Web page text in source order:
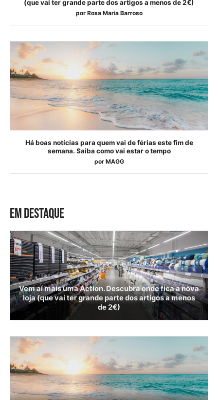
(que vai ter grande parte dos artigos a menos de 2€)
por Rosa Maria Barroso
Há boas notícias para quem vai de férias este fim de
semana. Saiba como vai estar o tempo
por MAGG
EM DESTAQUE
Vem aí mais uma Action. Descubra onde fica a nova
loja (que vai ter grande parte dos artigos a menos
de 2€)